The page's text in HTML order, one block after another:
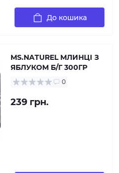
До кошика
MS.NATUREL МЛИНЦІ З
ЯБЛУКОМ Б/Г 300ГР
0
239 грн.